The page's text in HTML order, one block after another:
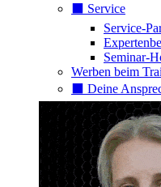
⬛️ Service
Service-
Seminar-
Werben beim
⬛️ Deine